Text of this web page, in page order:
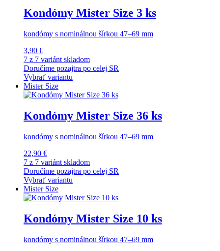
Kondómy Mister Size 3 ks
kondómy s nominálnou šírkou 47–69 mm
3,90 €
7 z 7 variánt skladom
Doručíme pozajtra po celej SR
Vybrať variantu
Mister Size
Kondómy Mister Size 36 ks
kondómy s nominálnou šírkou 47–69 mm
22,90 €
7 z 7 variánt skladom
Doručíme pozajtra po celej SR
Vybrať variantu
Mister Size
Kondómy Mister Size 10 ks
kondómy s nominálnou šírkou 47–69 mm